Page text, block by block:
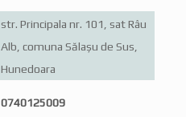
str. Principala nr. 101, sat Râu
Alb, comuna Sălașu de Sus,
Hunedoara
0740125009